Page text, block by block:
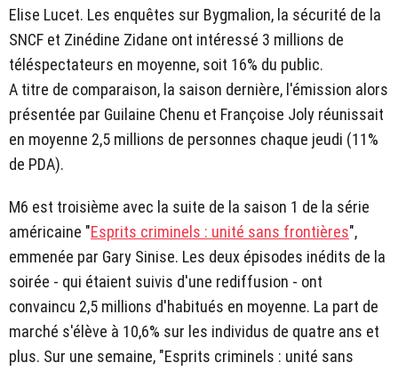
Elise Lucet. Les enquêtes sur Bygmalion, la sécurité de la
SNCF et Zinédine Zidane ont intéressé 3 millions de
téléspectateurs en moyenne, soit 16% du public.
A titre de comparaison, la saison dernière, l'émission alors
présentée par Guilaine Chenu et Françoise Joly réunissait
en moyenne 2,5 millions de personnes chaque jeudi (11%
de PDA).
M6 est troisième avec la suite de la saison 1 de la série
américaine "Esprits criminels : unité sans frontières",
emmenée par Gary Sinise. Les deux épisodes inédits de la
soirée - qui étaient suivis d'une rediffusion - ont
convaincu 2,5 millions d'habitués en moyenne. La part de
marché s'élève à 10,6% sur les individus de quatre ans et
plus. Sur une semaine, "Esprits criminels : unité sans